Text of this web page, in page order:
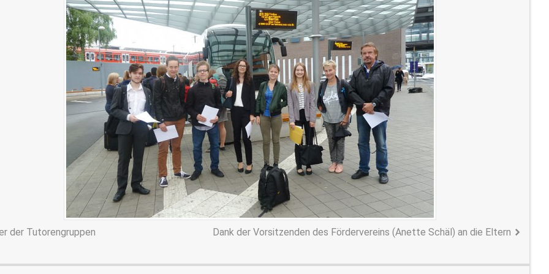
der Tutorengruppen Dank der Vorsitzenden des Fördervereins (Anette Schäl) an die Eltern